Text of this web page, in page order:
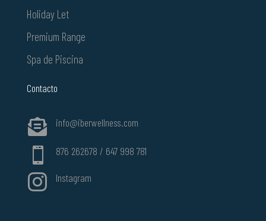
Holiday Let
Premium Range
Spa de Piscina
Contacto
 info@iberwellness.com
 876 262678 / 647 998 781
 Instagram